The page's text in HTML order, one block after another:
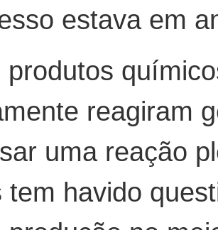
estava em
reagiram
uma reação
havido